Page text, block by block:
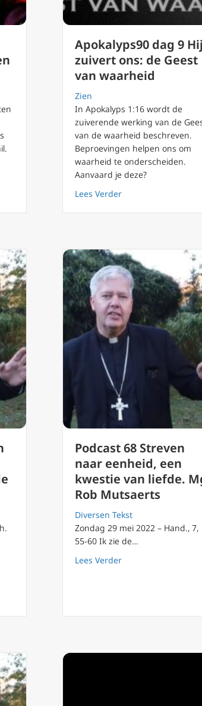
bepaalt Echt dat jij een christen bent?
Apokalyps90 dag 9 Hij
zuivert ons: de Geest
van waarheid
Zien
In Apokalyps 1:16 wordt de
zuiverende werking van de
van de waarheid beschreven.
Beproevingen helpen ons om
waarheid te onderscheiden.
Aanvaard je deze?
Lees Verderabout Apokalyps90
Hoe kan de Heilige geest ons helpen in
Podcast 68 Streven
naar eenheid, een
kwestie van liefde.
Rob Mutsaerts
Diversen Tekst
Zondag 29 mei 2022 – Hand., 7,
55-60 Ik zie de…
Lees Verderabout Podcast 68